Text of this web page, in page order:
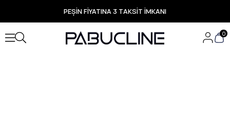
PEŞİN FİYATINA 3 TAKSİT İMKANI
TÜM ÜRÜNLERDE ÜCRETSİZ KARGO
Yeni Sezon Ürünlerde Özel Fırsatlar
Seçili Ürünlerde Hızlı Teslimat
0